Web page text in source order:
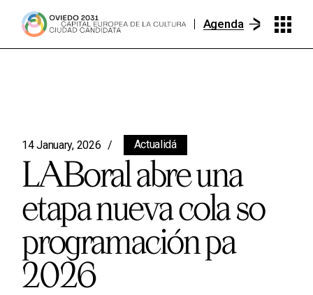
Agenda
14 January, 2026 Actualidá
LABoral abre una
etapa nueva cola so
programación pa
2026